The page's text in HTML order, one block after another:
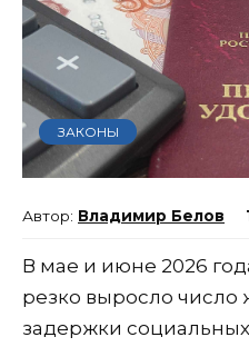
ЗАКОНЫ
Владимир Белов
В мае и июне 2026
резко выросло число
задержки